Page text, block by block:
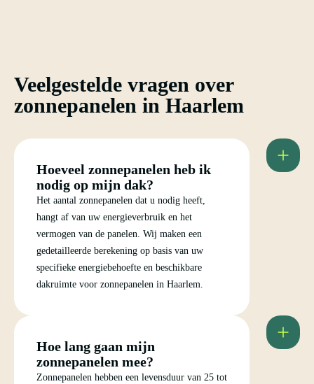
Veelgestelde vragen over
zonnepanelen in Haarlem
Hoeveel zonnepanelen heb ik
nodig op mijn dak?
Het aantal zonnepanelen dat u nodig heeft,
hangt af van uw energieverbruik en het
vermogen van de panelen. Wij maken een
gedetailleerde berekening op basis van uw
specifieke energiebehoefte en beschikbare
dakruimte voor zonnepanelen in Haarlem.
Hoe lang gaan mijn
zonnepanelen mee?
Zonnepanelen hebben een levensduur van 25 tot